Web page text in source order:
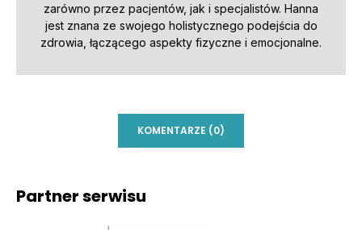
zarówno przez pacjentów, jak i specjalistów. Hanna
jest znana ze swojego holistycznego podejścia do
zdrowia, łączącego aspekty fizyczne i emocjonalne.
KOMENTARZE (0)
Partner serwisu